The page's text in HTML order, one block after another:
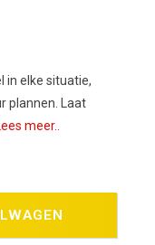
in elke situatie,
plannen. Laat
meer..